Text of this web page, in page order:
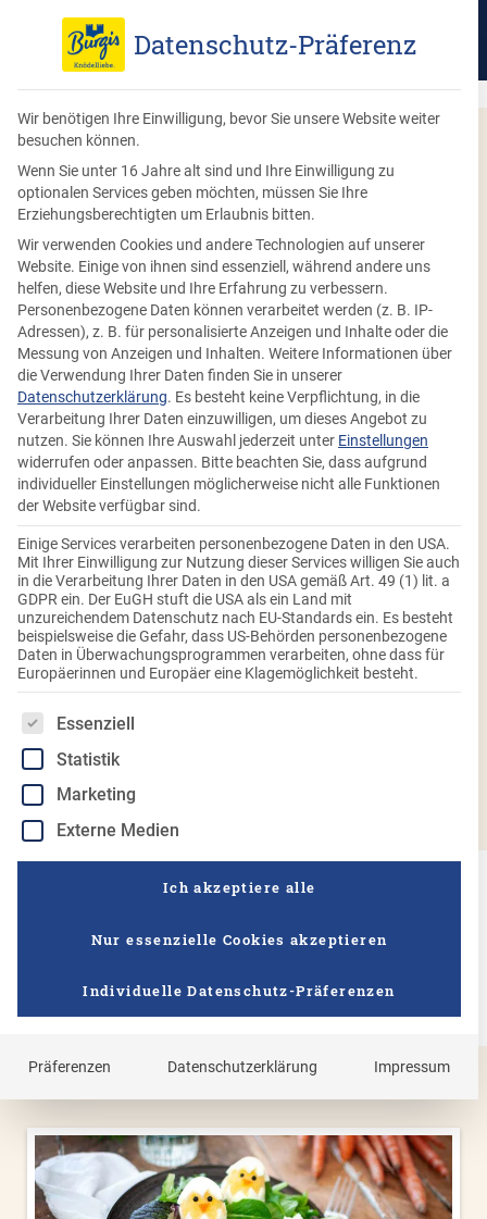
Ostermenü Rezepte:
Einfach & schnell mit
Knödeln zubereitet
Mit unseren Rezepten wird Ostern eine
(Knödel)runde Sache
Ihr sucht nach Rezepten für euer Ostermenü, die sowohl
lecker als auch einfach zuzubereiten sind? Auch an Ostern
dürfen Knödel – der Klassiker unter den Beilagen – nicht
fehlen. Mit unseren Ideen für ein einfaches
Entdeckt hier kreative Knödel-Rezepte, die eure Familie
begeistern werden.
Datenschutz-Präferenz
Wir benötigen Ihre Einwilligung, bevor Sie unsere Website weiter
besuchen können.
Wenn Sie unter 16 Jahre alt sind und Ihre Einwilligung zu
optionalen Services geben möchten, müssen Sie Ihre
Erziehungsberechtigten um Erlaubnis bitten.
Wir verwenden Cookies und andere Technologien auf unserer
Website. Einige von ihnen sind essenziell, während andere uns
helfen, diese Website und Ihre Erfahrung zu verbessern.
Personenbezogene Daten können verarbeitet werden (z. B. IP-
Adressen), z. B. für personalisierte Anzeigen und Inhalte oder die
Messung von Anzeigen und Inhalten. Weitere Informationen über
die Verwendung Ihrer Daten finden Sie in unserer
Datenschutzerklärung. Es besteht keine Verpflichtung, in die
Verarbeitung Ihrer Daten einzuwilligen, um dieses Angebot zu
nutzen. Sie können Ihre Auswahl jederzeit unter Einstellungen
widerrufen oder anpassen. Bitte beachten Sie, dass aufgrund
individueller Einstellungen möglicherweise nicht alle Funktionen
der Website verfügbar sind.
Einige Services verarbeiten personenbezogene Daten in den USA.
Mit Ihrer Einwilligung zur Nutzung dieser Services willigen Sie auch
in die Verarbeitung Ihrer Daten in den USA gemäß Art. 49 (1) lit. a
GDPR ein. Der EuGH stuft die USA als ein Land mit
unzureichendem Datenschutz nach EU-Standards ein. Es besteht
beispielsweise die Gefahr, dass US-Behörden personenbezogene
Daten in Überwachungsprogrammen verarbeiten, ohne dass für
Europäerinnen und Europäer eine Klagemöglichkeit besteht.
Es folgt eine Liste der Service-Gruppen, für die eine
Essenziell
Statistik
Marketing
Externe Medien
Ich akzeptiere alle
Nur essenzielle Cookies akzeptieren
Individuelle Datenschutz-Präferenzen
Präferenzen Datenschutzerklärung Impressum